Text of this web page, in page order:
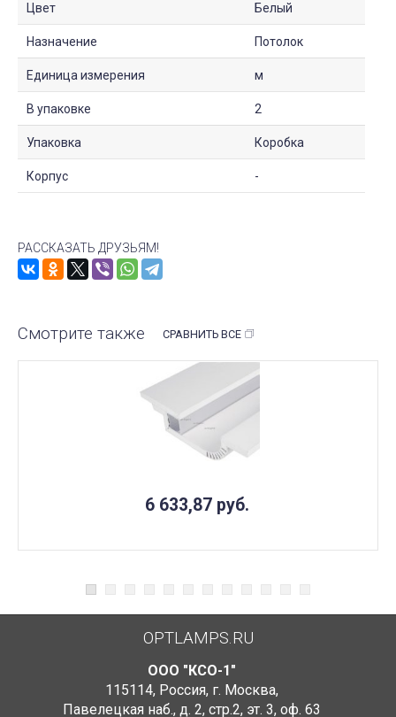
Цвет Белый
Назначение Потолок
Единица измерения м
В упаковке 2
Упаковка Коробка
Корпус -
РАССКАЗАТЬ ДРУЗЬЯМ!
Смотрите также СРАВНИТЬ ВСЕ
6 633,87 руб.
OPTLAMPS.RU
ООО "КСО-1"
115114, Россия, г. Москва,
Павелецкая наб., д. 2, стр.2, эт. 3, оф. 63